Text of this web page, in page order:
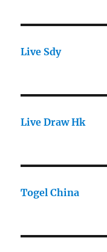
Live Sdy
Live Draw Hk
Togel China